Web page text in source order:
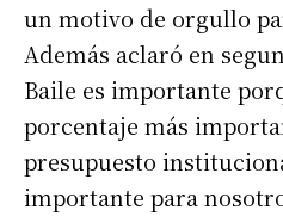
un motivo de orgullo
Además aclaró en
Baile es importante
porcentaje más
presupuesto
importante para